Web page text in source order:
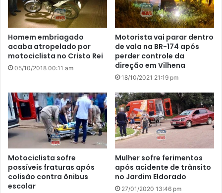
Homem embriagado
acaba atropelado por
motociclista no Cristo Rei
05/10/2018 00:11 am
Motorista vai parar dentro
de vala na BR-174 após
perder controle da
direção em Vilhena
18/10/2021 21:19 pm
Motociclista sofre
possíveis fraturas após
colisão contra ônibus
escolar
Mulher sofre ferimentos
após acidente de trânsito
no Jardim Eldorado
27/01/2020 13:46 pm